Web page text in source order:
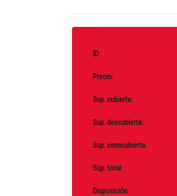
ID:
Precio:
Sup. cubierta:
Sup. descubierta:
Sup. semicubierta:
Sup. total:
Disposición: